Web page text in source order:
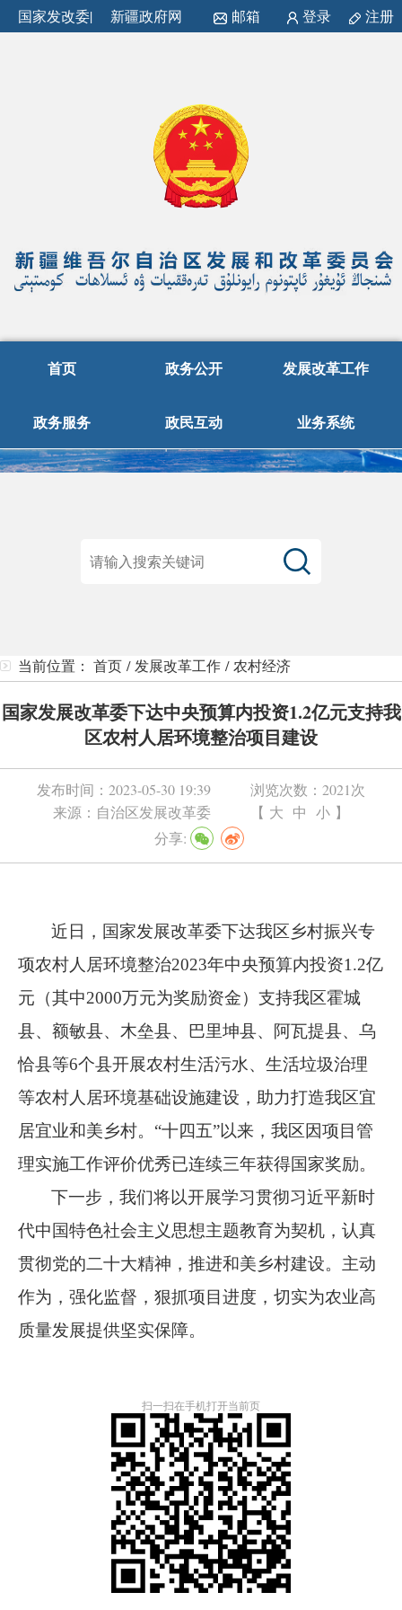
国家发改委| 新疆政府网 邮箱 登录 注册
首页 政务公开 发展改革工作
政务服务 政民互动 业务系统
当前位置： 首页 / 发展改革工作 /农村经济
国家发展改革委下达中央预算内投资1.2亿元支持我
区农村人居环境整治项目建设
发布时间： 2023-05-30 19:39 浏览次数： 2021次
来源： 自治区发展改革委 【 大 中 小 】
分享:
近日，国家发展改革委下达我区乡村振兴专
项农村人居环境整治2023年中央预算内投资1.2亿
元（其中2000万元为奖励资金）支持我区霍城
县、额敏县、木垒县、巴里坤县、阿瓦提县、乌
恰县等6个县开展农村生活污水、生活垃圾治理
等农村人居环境基础设施建设 ，助力打造我区宜
居宜业和美乡村。 “十四五”以来，我区因项目管
理实施工作评价优秀已连续三年获得国家奖励。
下一步，我们将以开展学习贯彻习近平新时
代中国特色社会主义思想主题教育为契机，认真
贯彻党的二十大精神，推进和美乡村建设。主动
作为，强化监督，狠抓项目进度，切实为农业高
质量发展提供坚实保障。
扫一扫在手机打开当前页